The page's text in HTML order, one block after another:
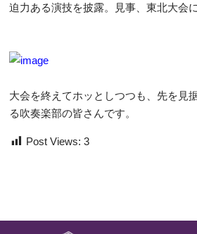
迫力ある演技を披露。見事、東北大会
大会を終えてホッとしつつも、先を見
る吹奏楽部の皆さんです。
Post Views: 3